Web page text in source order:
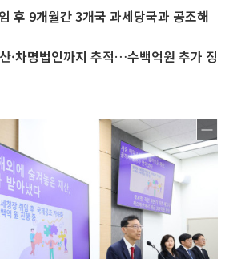
후 9개월간 3개국 과세당국과 공조해
·차명법인까지 추적…수백억원 추가 징